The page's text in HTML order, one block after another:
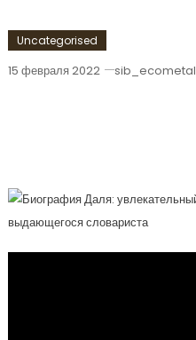
Uncategorised
15 февраля 2022 sib_ecometal